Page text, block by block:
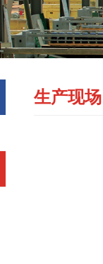
生产现场